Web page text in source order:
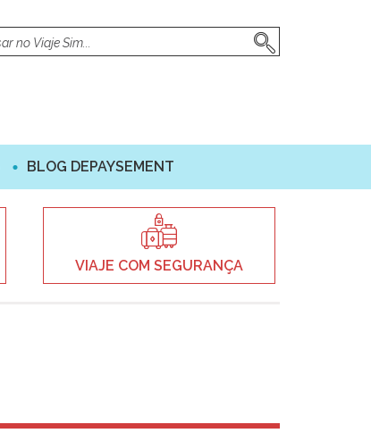
BLOG DEPAYSEMENT
VIAJE COM SEGURANÇA